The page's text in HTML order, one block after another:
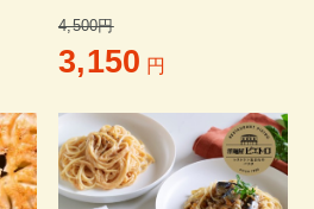
4,500円
3,150 円